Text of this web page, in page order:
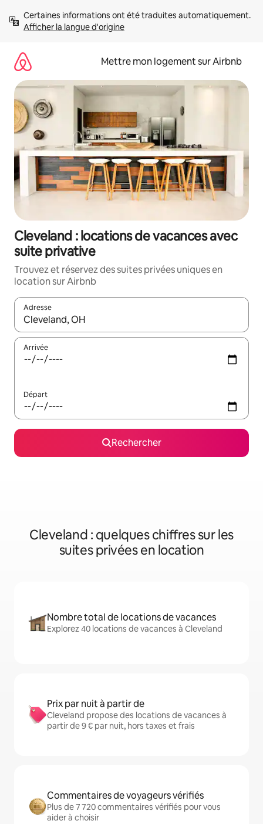
directement
Afficher la langue d'origine
Mettre mon logement sur Airbnb
Cleveland : locations de vacances avec
suite privative
Trouvez et réservez des suites privées uniques en
location sur Airbnb
Adresse
Lorsque les résultats s'affichent, utilisez les flèches vers le
Arrivée
Départ
Rechercher
Cleveland : quelques chiffres sur les
suites privées en location
Nombre total de locations de vacances
Explorez 40 locations de vacances à Cleveland
Prix par nuit à partir de
Cleveland propose des locations de vacances à
partir de 9 € par nuit, hors taxes et frais
Commentaires de voyageurs vérifiés
Plus de 7 720 commentaires vérifiés pour vous
aider à choisir